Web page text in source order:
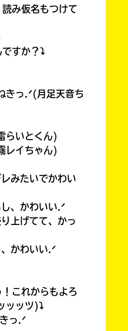
み仮名もつけて
すか？⤵︎
っ.ᐟ(月足天音ち
らいとくん)
レイちゃん)
みたいでかわい
、かわいい.ᐟ
上げてて、かっ
かわいい.ᐟ
これからもよろ
ッッツ)⤵︎
っ.ᐟ